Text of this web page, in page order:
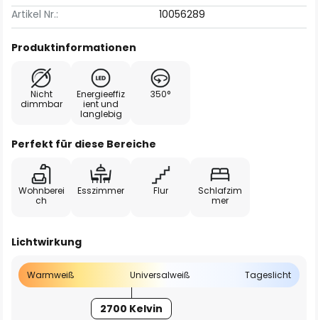
Artikel Nr.:
10056289
Produktinformationen
Nicht
dimmbar
Energieeffiz
ient und
langlebig
350°
Perfekt für diese Bereiche
Wohnberei
ch
Esszimmer Flur
Schlafzim
mer
Lichtwirkung
Warmweiß Universalweiß Tageslicht
2700 Kelvin